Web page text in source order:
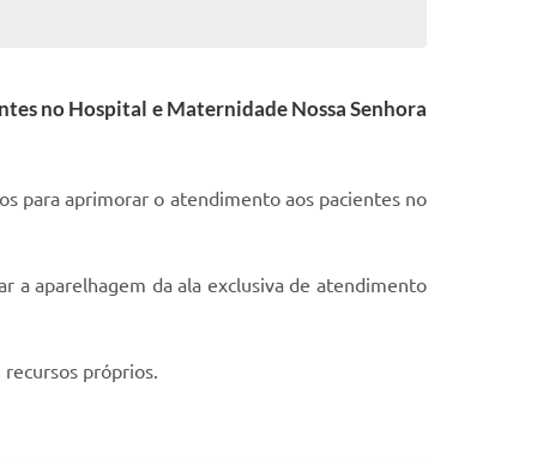
no Hospital e Maternidade Nossa Senhora
para aprimorar o atendimento aos pacientes no
a aparelhagem da ala exclusiva de atendimento
próprios.